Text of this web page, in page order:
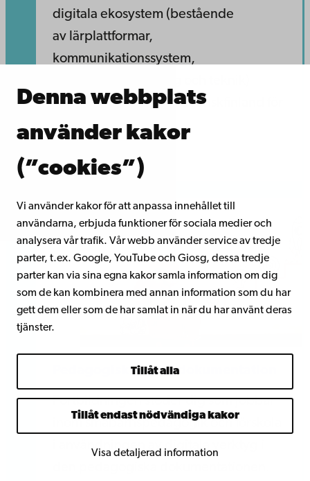
Denna webbplats
använder kakor
(”cookies”)
Vi använder kakor för att anpassa innehållet till
användarna, erbjuda funktioner för sociala medier och
analysera vår trafik. Vår webb använder service av tredje
parter, t.ex. Google, YouTube och Giosg, dessa tredje
parter kan via sina egna kakor samla information om dig
som de kan kombinera med annan information som du har
gett dem eller som de har samlat in när du har använt deras
tjänster.
Tillåt alla
Tillåt endast nödvändiga kakor
Visa detaljerad information
digitala ekosystem (bestående
av lärplattformar,
kommunikationssystem,
inom sex kommuner i Svenskfinland för
en ökad jämlikhet.
Pedagogisk digital dokumentation
Fortbildningen stöder dig som jobbar
inom småbarnspedagogik och förskola
i användningen av digitala verktyg i